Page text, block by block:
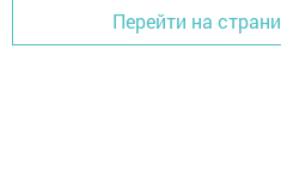
Перейти на